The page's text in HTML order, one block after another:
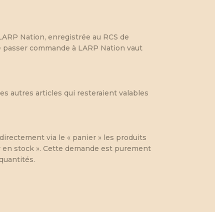
Nation, enregistrée au RCS de
commande à LARP Nation vaut
autres articles qui resteraient valables
via le « panier » les produits
stock ». Cette demande est purement